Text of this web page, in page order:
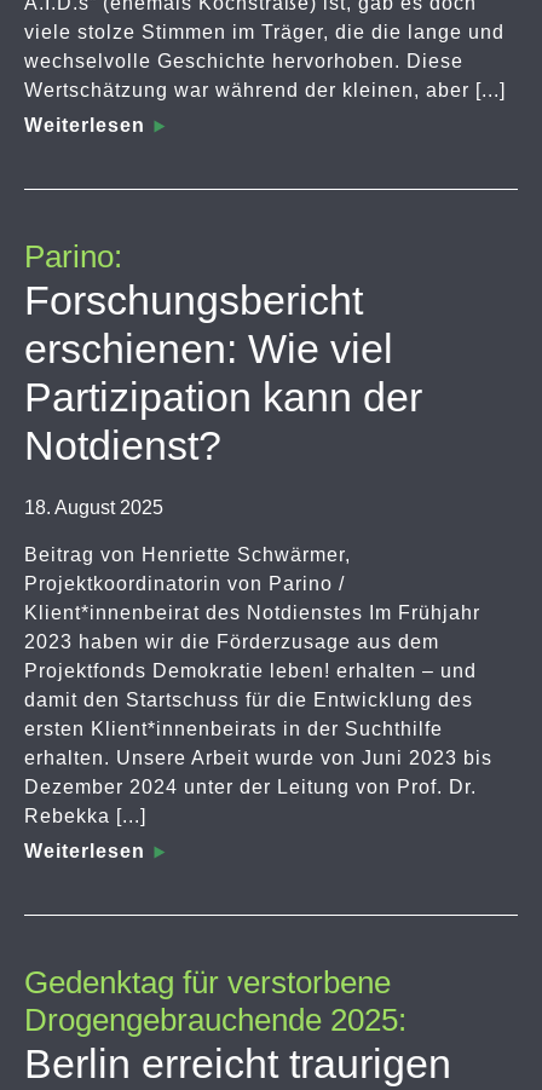
viele stolze Stimmen im Träger, die die lange und
wechselvolle Geschichte hervorhoben. Diese
Wertschätzung war während der kleinen, aber [...]
Weiterlesen
Parino:
Forschungsbericht
erschienen: Wie viel
Partizipation kann der
Notdienst?
18. August 2025
Beitrag von Henriette Schwärmer,
Projektkoordinatorin von Parino /
Klient*innenbeirat des Notdienstes Im Frühjahr
2023 haben wir die Förderzusage aus dem
Projektfonds Demokratie leben! erhalten – und
damit den Startschuss für die Entwicklung des
ersten Klient*innenbeirats in der Suchthilfe
erhalten. Unsere Arbeit wurde von Juni 2023 bis
Dezember 2024 unter der Leitung von Prof. Dr.
Rebekka [...]
Weiterlesen
Gedenktag für verstorbene
Drogengebrauchende 2025:
Berlin erreicht traurigen